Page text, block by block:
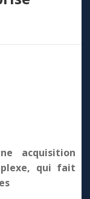
acquisition
qui fait